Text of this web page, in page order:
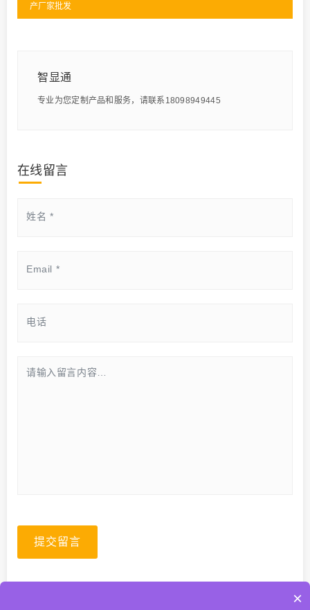
产厂家批发
智显通
专业为您定制产品和服务，请联系18098949445
在线留言
提交留言
×